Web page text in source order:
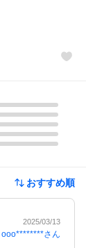
おすすめ順
2025/03/13
ooo********さん